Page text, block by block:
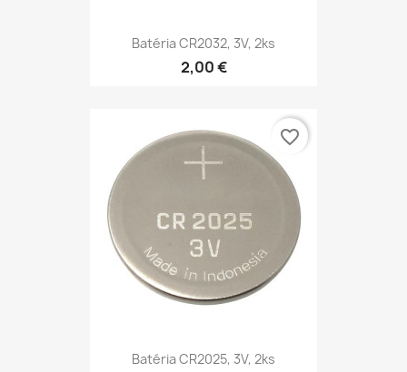
Batéria CR2032, 3V, 2ks
2,00 €
Batéria CR2025, 3V, 2ks
favorite_border